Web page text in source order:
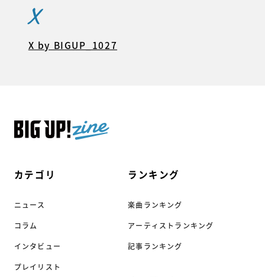
カテゴリ
ニュース
コラム
インタビュー
プレイリスト
ランキング
楽曲ランキング
アーティストランキング
記事ランキング
X
X by BIGUP_1027